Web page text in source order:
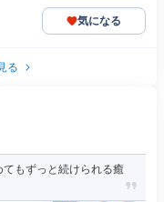
気になる
る
もずっと続けられる癒